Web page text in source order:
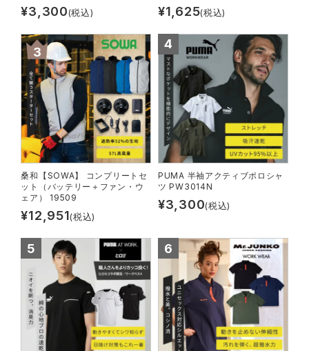
安全保護具
レインウェア・カッパ
ヤッケ
作業用小物・アクセサリー
鞄・バッグ
つなぎ
ファン付き作業着・空調服
電熱ウェア・ヒートウェア
刺繍・プリント加工対象商品
電熱ウェアランキング
防寒着ランキング
作業用手袋ランキング
レインウェアランキング
アイズフロンティア ランキング
TSDESIGN ランキング
コーコス ランキング
アイトス ランキング
GDジャパン カーシーカシマ
シンメン 日進ゴム
ハイパーV 丸五
ムービンカット グラディエーター
ニオイクリア タカヤ商事
エアークラフト 自重堂
サーヴォ セロリー 大阪支店
アタックベース サンエス
清掃・ビルメンテ作業服
夜間・高視認性安全服
医療白衣・介護服
¥3,300(税込) ¥1,625(税込)
桑和【SOWA】 コンプリートセ
ット（バッテリー＋ファン・ウ
ェア） 19509
¥12,951(税込)
PUMA 半袖アクティブポロシャ
ツ PW3014N
¥3,300(税込)